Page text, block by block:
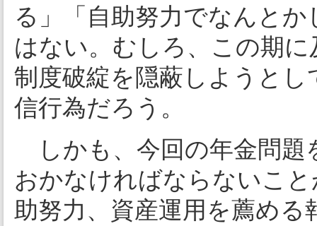
る」「自助努力でなんと
はない。むしろ、この期
制度破綻を隠蔽しようと
信行為だろう。
しかも、今回の年金問題
おかなければならないこ
助努力、資産運用を薦める